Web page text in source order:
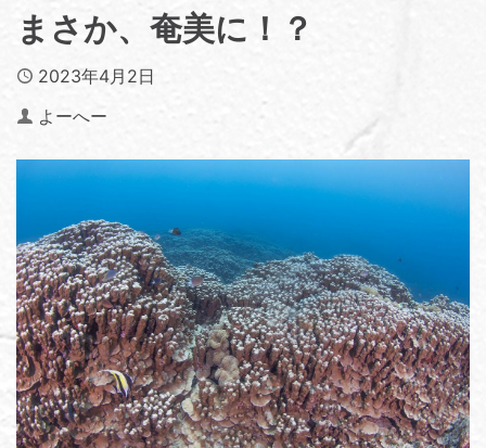
まさか、奄美に！？
Published
2023年4月2日
Author
よーへー